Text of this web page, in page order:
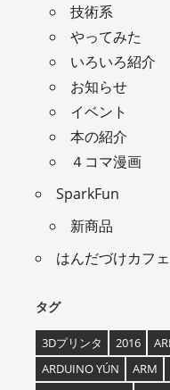
技術系
やってみた
いろいろ紹介
お知らせ
イベント
本の紹介
４コマ漫画
SparkFun
新商品
はんだづけカフェ
タグ
3Dプリンタ 2016
ARDUINO YÚN
ARM